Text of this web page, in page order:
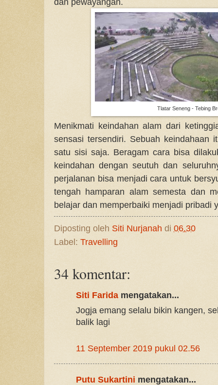
Tlatar Seneng - Tebing
Menikmati keindahan alam dari
sensasi tersendiri. Sebuah keindahaan
satu sisi saja. Beragam cara bisa
keindahan dengan seutuh dan
perjalanan bisa menjadi cara untuk
tengah hamparan alam semesta dan
belajar dan memperbaiki menjadi pribadi
Diposting oleh Siti Nurjanah di 06.30
Label: Travelling
34 komentar:
Siti Faridamengatakan...
Jogja emang selalu bikin kangen,
balik lagi
11 September 2019 pukul 02.56
Putu Sukartini mengatakan...